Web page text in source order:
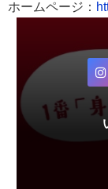
ホームページ：